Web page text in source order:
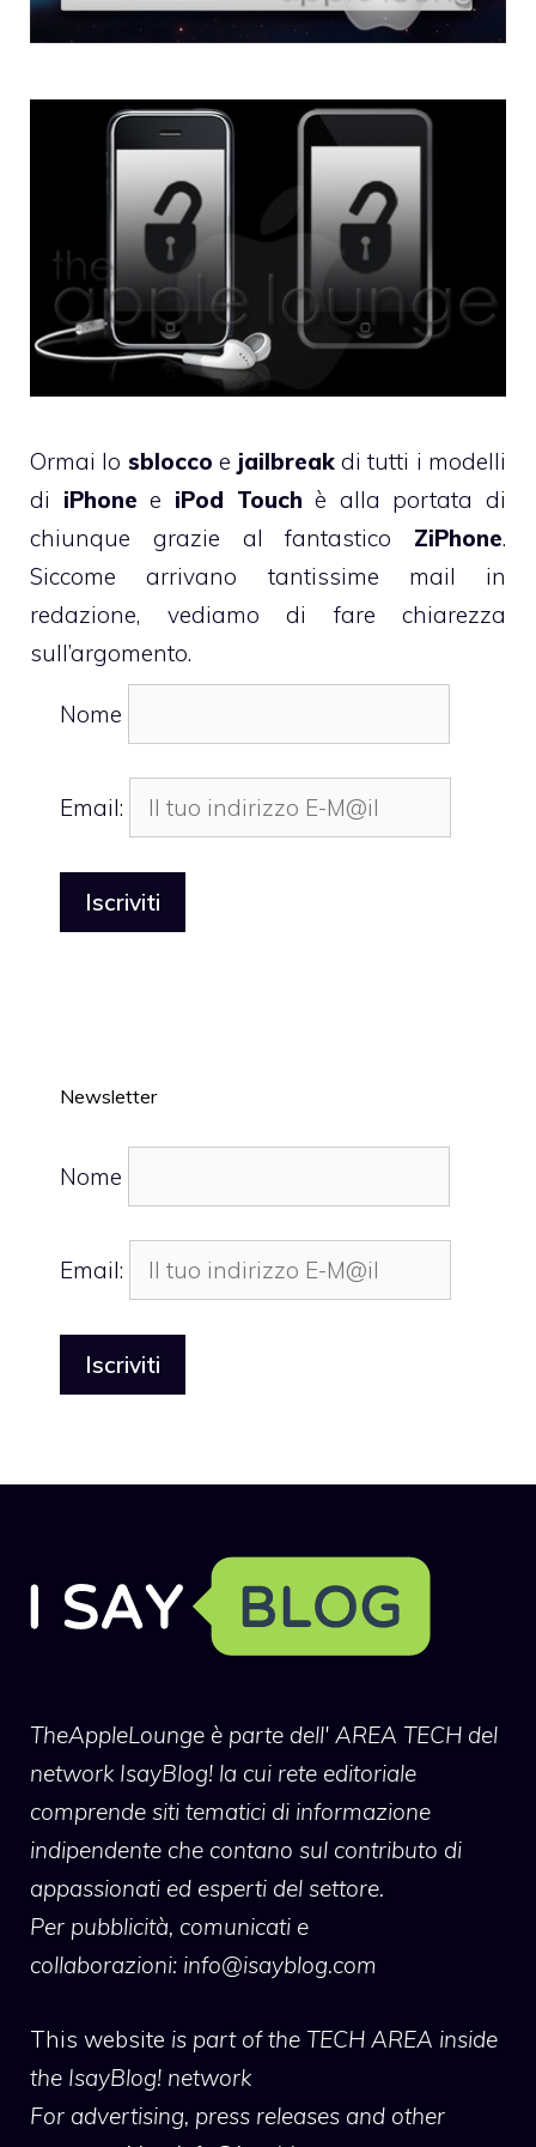
Ormai lo sblocco e jailbreakdi tutti i modelli
di iPhone e iPod Touch è alla portata di
chiunque grazie al fantastico ZiPhone.
Siccome arrivano tantissime mail in
redazione, vediamo di fare chiarezza
sull’argomento.
Nome
Email:
Newsletter
Nome
Email:
TheAppleLounge è parte dell' AREA TECH del
network IsayBlog! la cui rete editoriale
comprende siti tematici di informazione
indipendente che contano sul contributo di
appassionati ed esperti del settore.
Per pubblicità, comunicati e
collaborazioni: info@isayblog.com
This website is part of the TECH AREA inside
the IsayBlog! network
For advertising, press releases and other